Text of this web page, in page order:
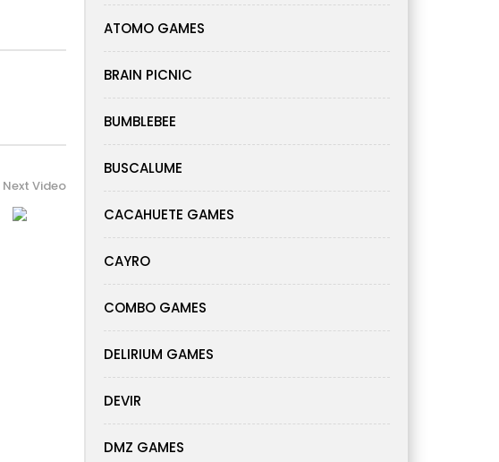
Next Video
ATOMO GAMES
BRAIN PICNIC
BUMBLEBEE
BUSCALUME
CACAHUETE GAMES
CAYRO
COMBO GAMES
DELIRIUM GAMES
DEVIR
DMZ GAMES